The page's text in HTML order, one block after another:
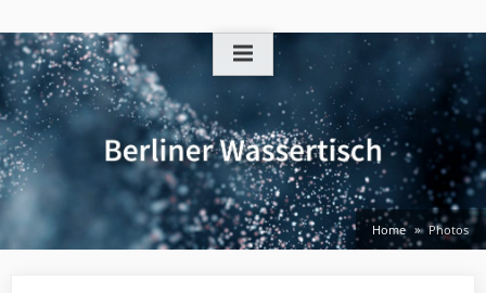
to
content
Home Photos